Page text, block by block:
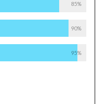
85%
90%
95%